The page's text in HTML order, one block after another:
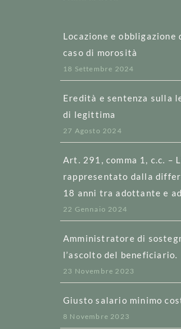
Locazione e
caso di morosità
18 Settembre 2024
Eredità e sentenza sulla
di legittima
27 Agosto 2024
Art. 291, comma 1, c.c. –
rappresentato dalla
18 anni tra adottante e
22 Gennaio 2024
Amministratore di
l’ascolto del beneficiario.
23 Novembre 2023
Giusto salario minimo
8 Novembre 2023